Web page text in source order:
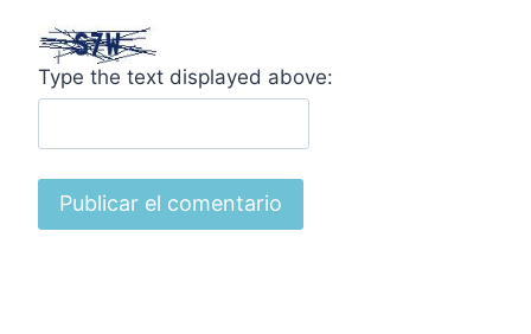
Type the text displayed above: